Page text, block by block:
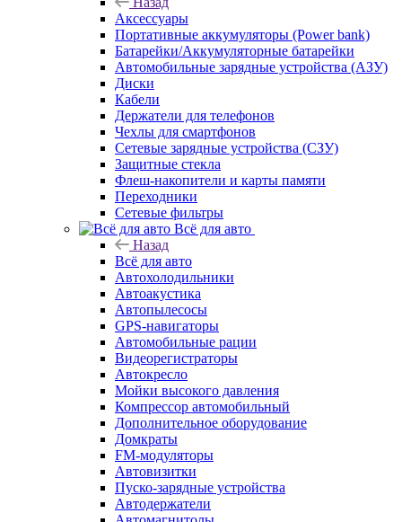
Аксессуары
Портативные аккумуляторы (Power bank)
Батарейки/Аккумуляторные батарейки
Автомобильные зарядные устройства (АЗУ)
Диски
Кабели
Держатели для телефонов
Чехлы для смартфонов
Сетевые зарядные устройства (СЗУ)
Защитные стекла
Флеш-накопители и карты памяти
Переходники
Сетевые фильтры
Всё для авто
Назад
Всё для авто
Автохолодильники
Автоакустика
Автопылесосы
GPS-навигаторы
Автомобильные рации
Видеорегистраторы
Автокресло
Мойки высокого давления
Компрессор автомобильный
Дополнительное оборудование
Домкраты
FM-модуляторы
Автовизитки
Пуско-зарядные устройства
Автодержатели